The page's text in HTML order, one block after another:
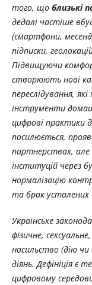
того, що близькі
дедалі частіше
(смартфони,
підписки,
Підвищуючи
створюють нові
переслідування,
інструменти
цифрові практики
посилюється,
партнерствах,
інституцій через
нормалізацію
та брак усталених
Українське
фізичне,
насильство (дію
діянь. Дефініція є
цифровому